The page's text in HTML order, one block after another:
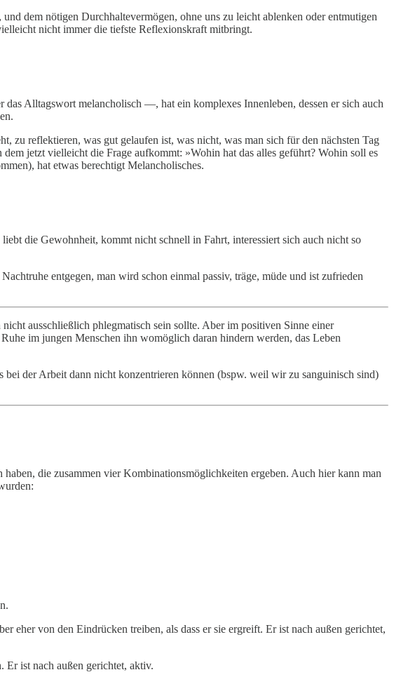
dem nötigen Durchhaltevermögen, ohne uns zu leicht ablenken oder entmutigen
nicht immer die tiefste Reflexionskraft mitbringt.
Alltagswort melancholisch —, hat ein komplexes Innenleben, dessen er sich auch
zu reflektieren, was gut gelaufen ist, was nicht, was man sich für den nächsten Tag
jetzt vielleicht die Frage aufkommt: »Wohin hat das alles geführt? Wohin soll es
hat etwas berechtigt Melancholisches.
die Gewohnheit, kommt nicht schnell in Fahrt, interessiert sich auch nicht so
entgegen, man wird schon einmal passiv, träge, müde und ist zufrieden
ausschließlich phlegmatisch sein sollte. Aber im positiven Sinne einer
im jungen Menschen ihn womöglich daran hindern werden, das Leben
bei der Arbeit dann nicht konzentrieren können (bspw. weil wir zu sanguinisch sind)
die zusammen vier Kombinationsmöglichkeiten ergeben. Auch hier kann man
eher von den Eindrücken treiben, als dass er sie ergreift. Er ist nach außen gerichtet,
Er ist nach außen gerichtet, aktiv.